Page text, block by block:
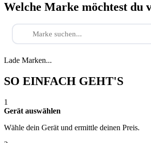
Welche Marke möchtest du
Lade Marken...
SO EINFACH GEHT'S
1
Gerät auswählen
Wähle dein Gerät und ermittle deinen Preis.